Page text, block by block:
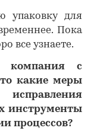
упаковку для
Пока
все узнаете.
компания с
то какие меры
инструменты
процессов?